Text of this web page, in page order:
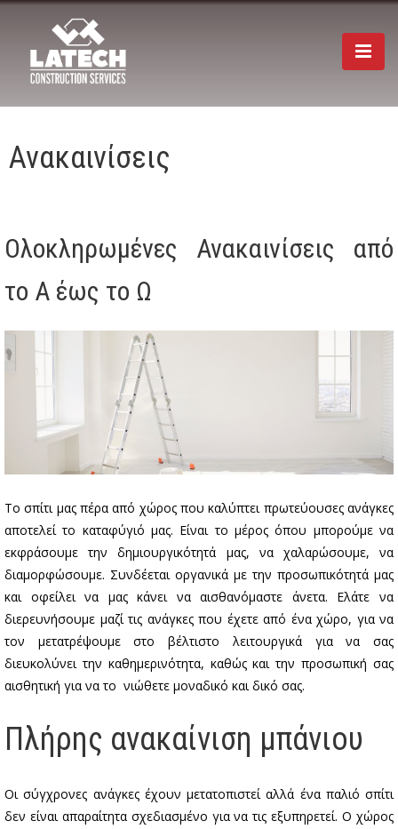
Ανακαινίσεις
Ολοκληρωμένες Ανακαινίσεις από
το Α έως το Ω
Το σπίτι μας πέρα από χώρος που καλύπτει πρωτεύουσες ανάγκες
αποτελεί το καταφύγιό μας. Είναι το μέρος όπου μπορούμε να
εκφράσουμε την δημιουργικότητά μας, να χαλαρώσουμε, να
διαμορφώσουμε. Συνδέεται οργανικά με την προσωπικότητά μας
και οφείλει να μας κάνει να αισθανόμαστε άνετα. Ελάτε να
διερευνήσουμε μαζί τις ανάγκες που έχετε από ένα χώρο, για να
τον μετατρέψουμε στο βέλτιστο λειτουργικά για να σας
διευκολύνει την καθημερινότητα, καθώς και την προσωπική σας
αισθητική για να το νιώθετε μοναδικό και δικό σας.
Πλήρης ανακαίνιση μπάνιου
Οι σύγχρονες ανάγκες έχουν μετατοπιστεί αλλά ένα παλιό σπίτι
δεν είναι απαραίτητα σχεδιασμένο για να τις εξυπηρετεί. Ο χώρος